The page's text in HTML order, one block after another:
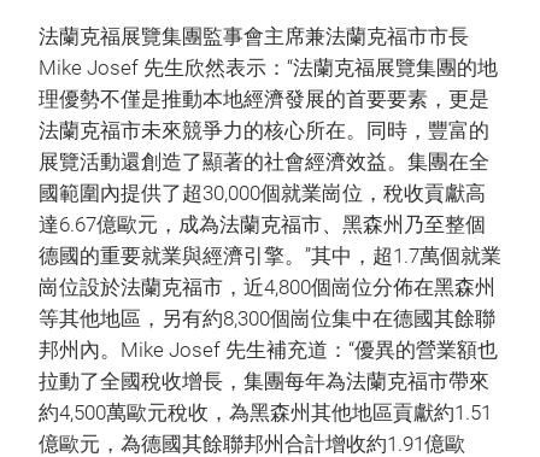
法蘭克福展覽集團監事會主席兼法蘭克福市市長
Mike Josef 先生欣然表示：“法蘭克福展覽集團的地
理優勢不僅是推動本地經濟發展的首要要素，更是
法蘭克福市未來競爭力的核心所在。同時，豐富的
展覽活動還創造了顯著的社會經濟效益。集團在全
國範圍內提供了超30,000個就業崗位，稅收貢獻高
達6.67億歐元，成為法蘭克福市、黑森州乃至整個
德國的重要就業與經濟引擎。”其中，超1.7萬個就業
崗位設於法蘭克福市，近4,800個崗位分佈在黑森州
等其他地區，另有約8,300個崗位集中在德國其餘聯
邦州內。Mike Josef 先生補充道：“優異的營業額也
拉動了全國稅收增長，集團每年為法蘭克福市帶來
約4,500萬歐元稅收，為黑森州其他地區貢獻約1.51
億歐元，為德國其餘聯邦州合計增收約1.91億歐